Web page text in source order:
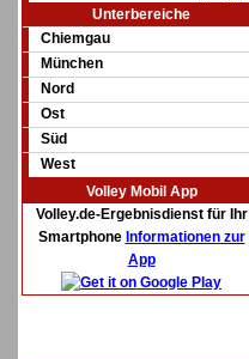
Unterbereiche
Chiemgau
München
Nord
Ost
Süd
West
Volley Mobil App
Volley.de-Ergebnisdienst für Ihr
Smartphone Informationen zur
App